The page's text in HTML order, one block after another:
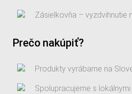
Zásielkovňa – vyzdvihnutie
Prečo nakúpiť?
Produkty vyrábame na
Spolupracujeme s lokálnymi